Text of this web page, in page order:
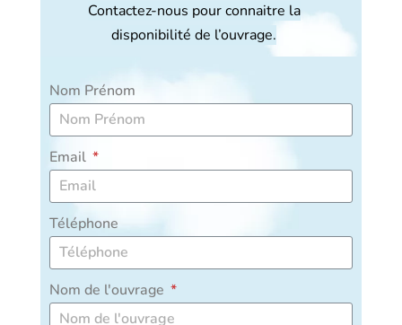
Contactez-nous pour connaitre la
disponibilité de l’ouvrage.
Nom Prénom
Email
Téléphone
Nom de l'ouvrage